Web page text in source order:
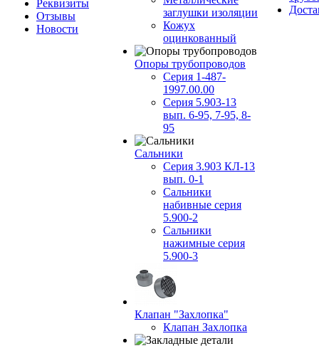
Реквизиты
Отзывы
Новости
заглушки изоляции
Кожух
оцинкованный
Опоры трубопроводов
Серия 1-487-
1997.00.00
Серия 5.903-13
вып. 6-95, 7-95, 8-
95
Сальники
Серия 3.903 КЛ-13
вып. 0-1
Сальники
набивные серия
5.900-2
Сальники
нажимные серия
5.900-3
Клапан "Захлопка"
Клапан Захлопка